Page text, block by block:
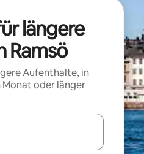
längere
Ramsö
Aufenthalte, in
Monat oder länger
sind, navigiere mit den